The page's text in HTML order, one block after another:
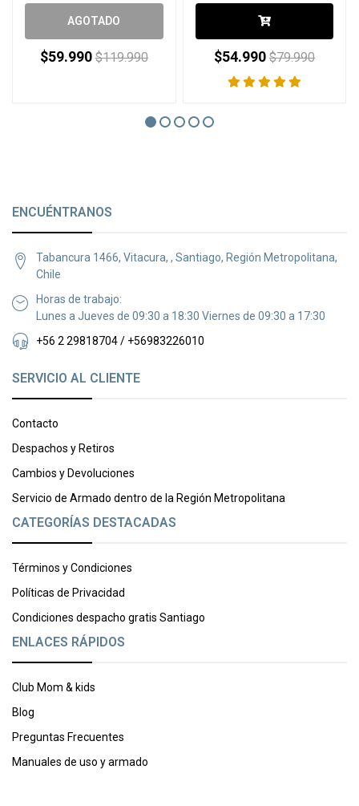
AGOTADO
$59.990 $119.990 $54.990 $79.990
ENCUÉNTRANOS
Tabancura 1466, Vitacura, , Santiago, Región Metropolitana,
Chile
Horas de trabajo:
Lunes a Jueves de 09:30 a 18:30 Viernes de 09:30 a 17:30
+56 2 29818704 / +56983226010
SERVICIO AL CLIENTE
Contacto
Despachos y Retiros
Cambios y Devoluciones
Servicio de Armado dentro de la Región Metropolitana
CATEGORÍAS DESTACADAS
Términos y Condiciones
Políticas de Privacidad
Condiciones despacho gratis Santiago
ENLACES RÁPIDOS
Club Mom & kids
Blog
Preguntas Frecuentes
Manuales de uso y armado